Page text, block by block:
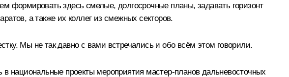
формировать здесь смелые, долгосрочные планы, задавать горизонт
а также их коллег из смежных секторов.
Мы не так давно с вами встречались и обо всём этом говорили.
национальные проекты мероприятия мастер-планов дальневосточных